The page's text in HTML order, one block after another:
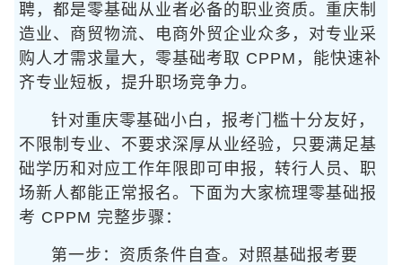
聘，都是零基础从业者必备的职业资质。重庆制
造业、商贸物流、电商外贸企业众多，对专业采
购人才需求量大，零基础考取 CPPM，能快速补
齐专业短板，提升职场竞争力。
针对重庆零基础小白，报考门槛十分友好，
不限制专业、不要求深厚从业经验，只要满足基
础学历和对应工作年限即可申报，转行人员、职
场新人都能正常报名。下面为大家梳理零基础报
考 CPPM 完整步骤：
第一步：资质条件自查。对照基础报考要